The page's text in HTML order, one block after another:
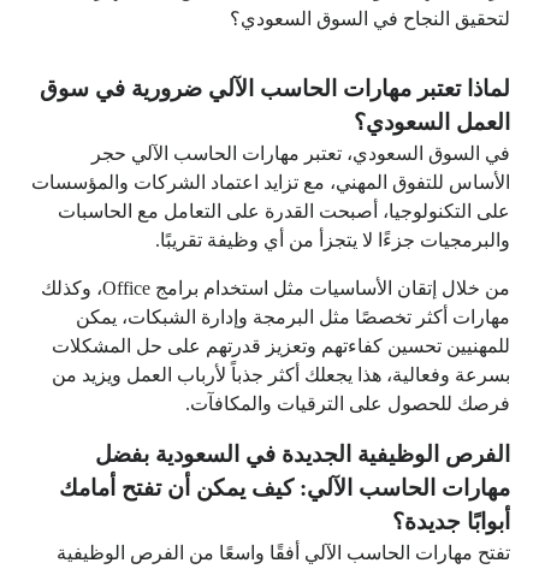
لتحقيق النجاح في السوق السعودي؟
لماذا تعتبر مهارات الحاسب الآلي ضرورية في سوق
العمل السعودي؟
في السوق السعودي، تعتبر مهارات الحاسب الآلي حجر
الأساس للتفوق المهني، مع تزايد اعتماد الشركات والمؤسسات
على التكنولوجيا، أصبحت القدرة على التعامل مع الحاسبات
والبرمجيات جزءًا لا يتجزأ من أي وظيفة تقريبًا.
من خلال إتقان الأساسيات مثل استخدام برامج Office، وكذلك
مهارات أكثر تخصصًا مثل البرمجة وإدارة الشبكات، يمكن
للمهنيين تحسين كفاءتهم وتعزيز قدرتهم على حل المشكلات
بسرعة وفعالية، هذا يجعلك أكثر جذباً لأرباب العمل ويزيد من
فرصك للحصول على الترقيات والمكافآت.
الفرص الوظيفية الجديدة في السعودية بفضل
مهارات الحاسب الآلي: كيف يمكن أن تفتح أمامك
أبوابًا جديدة؟
تفتح مهارات الحاسب الآلي أفقًا واسعًا من الفرص الوظيفية